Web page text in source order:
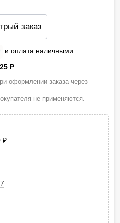
заказ
и оплата наличными
P
оформлении заказа через
не применяются.